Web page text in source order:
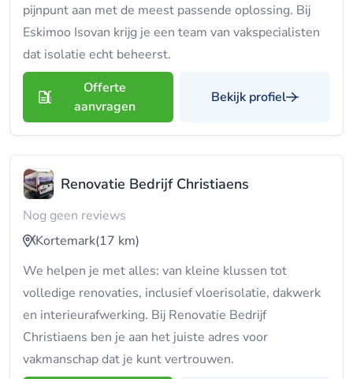
pijnpunt aan met de meest passende oplossing. Bij
Eskimoo Isovan krijg je een team van vakspecialisten
dat isolatie echt beheerst.
Offerte
aanvragen
Bekijk profiel
Renovatie Bedrijf Christiaens
Nog geen reviews
Kortemark(17 km)
We helpen je met alles: van kleine klussen tot
volledige renovaties, inclusief vloerisolatie, dakwerk
en interieurafwerking. Bij Renovatie Bedrijf
Christiaens ben je aan het juiste adres voor
vakmanschap dat je kunt vertrouwen.